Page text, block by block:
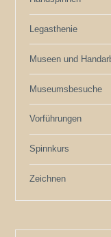
Legasthenie
Museen und
Museumsbesuche
Vorführungen
Spinnkurs
Zeichnen